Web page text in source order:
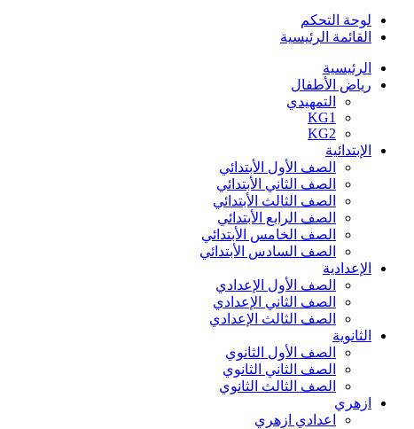
لوحة التحكم
القائمة الرئيسية
الرئيسية
رياض الأطفال
التمهيدي
KG1
KG2
الإبتدائية
الصف الأول الأبتدائي
الصف الثاني الأبتدائي
الصف الثالث الأبتدائي
الصف الرابع الأبتدائي
الصف الخامس الأبتدائي
الصف السادس الأبتدائي
الإعدادية
الصف الأول الإعدادي
الصف الثاني الإعدادي
الصف الثالث الإعدادي
الثانوية
الصف الأول الثانوي
الصف الثاني الثانوي
الصف الثالث الثانوي
ازهري
اعدادي ازهري